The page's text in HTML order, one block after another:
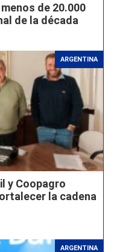
de 20.000
de la década
ARGENTINA
y Coopagro
la cadena
ARGENTINA